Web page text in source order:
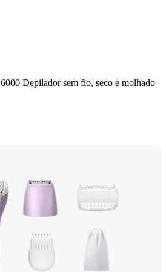
Depilador sem fio, seco e molhado